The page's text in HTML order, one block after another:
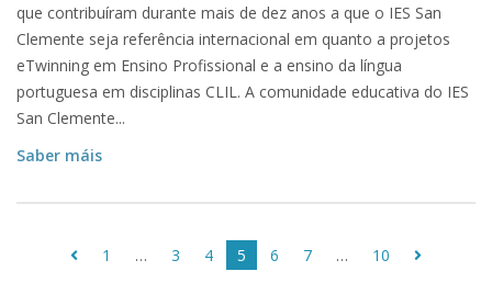
que contribuíram durante mais de dez anos a que o IES San
Clemente seja referência internacional em quanto a projetos
eTwinning em Ensino Profissional e a ensino da língua
portuguesa em disciplinas CLIL. A comunidade educativa do IES
San Clemente...
Saber máis
1 … 3 4 5 6 7 … 10